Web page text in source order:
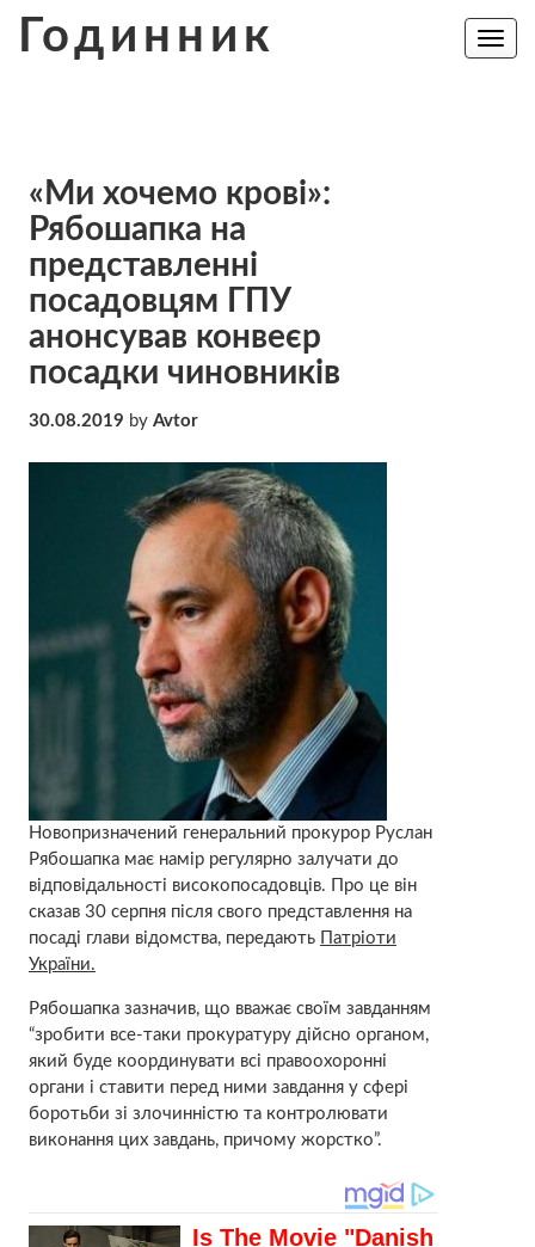
Годинник
Toggle
«Ми хочемо крові»:
Рябошапка на
представленні
посадовцям ГПУ
анонсував конвеєр
посадки чиновників
30.08.2019 by Avtor
Новопризначений генеральний прокурор Руслан
Рябошапка має намір регулярно залучати до
відповідальності високопосадовців. Про це він
сказав 30 серпня після свого представлення на
посаді глави відомства, передають Патріоти
України.
Рябошапка зазначив, що вважає своїм завданням
“зробити все-таки прокуратуру дійсно органом,
який буде координувати всі правоохоронні
органи і ставити перед ними завдання у сфері
боротьби зі злочинністю та контролювати
виконання цих завдань, причому жорстко”.